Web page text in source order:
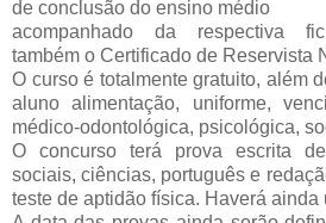
de conclusão do ensino médio
acompanhado da respectiva
também o Certificado de Reservista
O curso é totalmente gratuito, além
aluno alimentação, uniforme,
médico-odontológica, psicológica,
O concurso terá prova escrita
sociais, ciências, português e
teste de aptidão física. Haverá ainda